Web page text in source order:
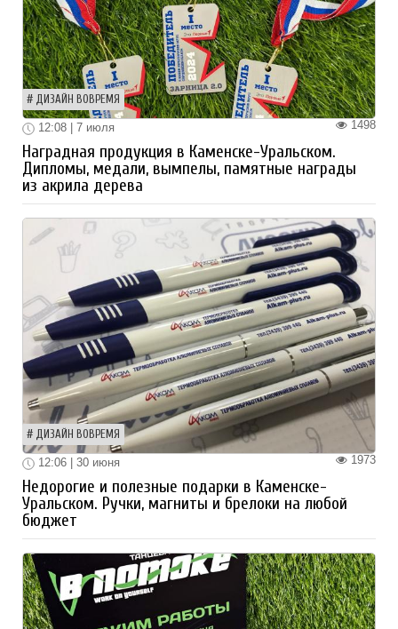
ДИЗАЙН ВОВРЕМЯ
1498
12:08 | 7 июля
Наградная продукция в Каменске-Уральском.
Дипломы, медали, вымпелы, памятные награды
из акрила дерева
ДИЗАЙН ВОВРЕМЯ
1973
12:06 | 30 июня
Недорогие и полезные подарки в Каменске-
Уральском. Ручки, магниты и брелоки на любой
бюджет